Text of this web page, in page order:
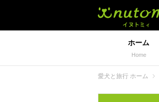
ホーム
Home
愛犬と旅行 ホーム